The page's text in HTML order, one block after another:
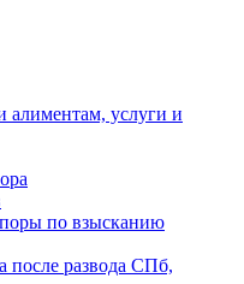
услуги и
по взысканию
после развода СПб,